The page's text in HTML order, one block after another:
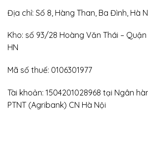
Địa chỉ: Số 8, Hàng Than, Ba Đình, Hà
Kho: số 93/28 Hoàng Văn Thái – Quận
HN
Mã số thuế: 0106301977
Tài khoản: 1504201028968 tại Ngân
PTNT (Agribank) CN Hà Nội